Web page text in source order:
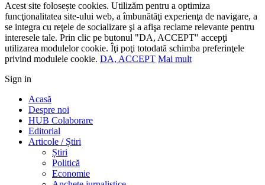
Acest site folosește cookies. Utilizăm pentru a optimiza
funcţionalitatea site-ului web, a îmbunătăţi experienţa de navigare, a
se integra cu reţele de socializare şi a afişa reclame relevante pentru
interesele tale. Prin clic pe butonul "DA, ACCEPT" accepţi
utilizarea modulelor cookie. Îţi poţi totodată schimba preferinţele
privind modulele cookie. DA, ACCEPT Mai mult
Sign in
Acasă
Despre noi
HUB Colaborare
Editorial
Articole / Știri
Știri
Politică
Economie